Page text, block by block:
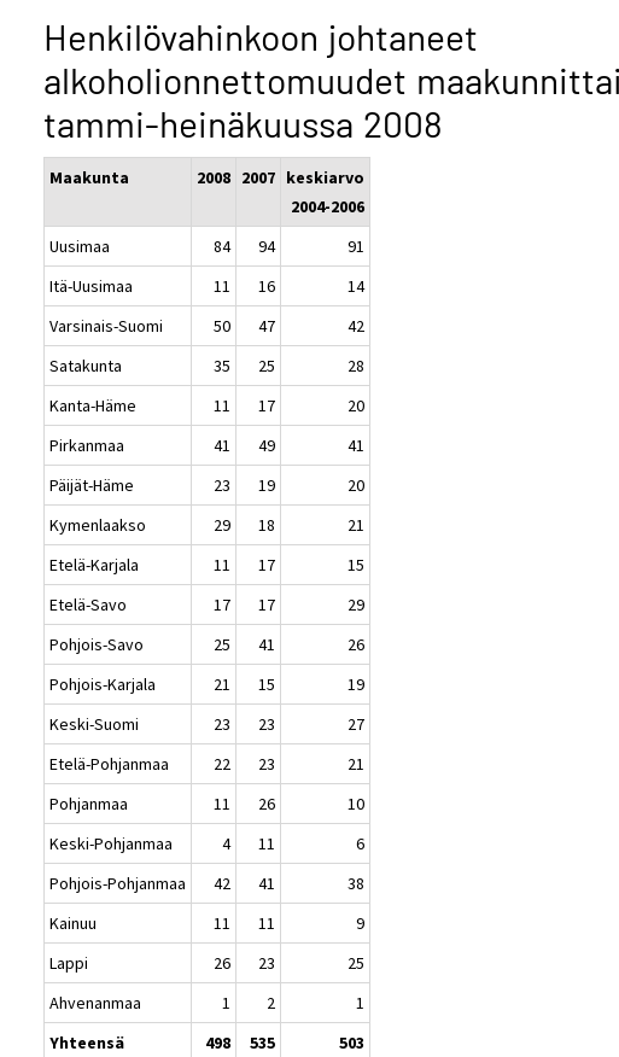
Henkilövahinkoon johtaneet
alkoholionnettomuudet
tammi-heinäkuussa 2008
Maakunta 2008 2007 keskiarvo
2004-2006
Uusimaa
84 94
91
Itä-Uusimaa
11 16
14
Varsinais-Suomi
50 47
42
Satakunta
35 25
28
Kanta-Häme
11 17
20
Pirkanmaa
41 49
41
Päijät-Häme
23 19
20
Kymenlaakso
29 18
21
Etelä-Karjala
11 17
15
Etelä-Savo
17 17
29
Pohjois-Savo
25 41
26
Pohjois-Karjala
21 15
19
Keski-Suomi
23 23
27
Etelä-Pohjanmaa
22 23
21
Pohjanmaa
11 26
10
Keski-Pohjanmaa
4 11
6
Pohjois-Pohjanmaa
42 41
38
Kainuu
11 11
9
Lappi
26 23
25
Ahvenanmaa
1 2
1
Yhteensä
498 535 503